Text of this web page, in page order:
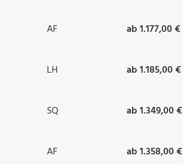
AF ab 1.177,00 €
LH ab 1.185,00 €
SQ ab 1.349,00 €
AF ab 1.358,00 €